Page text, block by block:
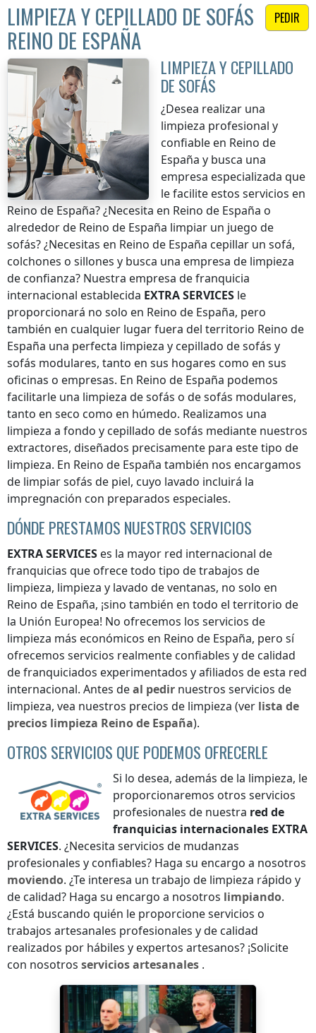
PEDIR
LIMPIEZA Y CEPILLADO DE SOFÁS
REINO DE ESPAÑA
LIMPIEZA Y CEPILLADO
DE SOFÁS
¿Desea realizar una
limpieza profesional y
confiable en Reino de
España y busca una
empresa especializada que
le facilite estos servicios en
Reino de España? ¿Necesita en Reino de España o
alrededor de Reino de España limpiar un juego de
sofás? ¿Necesitas en Reino de España cepillar un sofá,
colchones o sillones y busca una empresa de limpieza
de confianza? Nuestra empresa de franquicia
internacional establecida EXTRA SERVICES le
proporcionará no solo en Reino de España, pero
también en cualquier lugarfuera del territorio Reino de
España una perfecta limpieza y cepillado de sofás y
sofás modulares, tanto en sus hogares como en sus
oficinas o empresas. En Reino de España podemos
facilitarle una limpieza de sofás o de sofás modulares,
tanto en seco como en húmedo. Realizamos una
limpieza a fondo y cepillado de sofás mediante nuestros
extractores, diseñados precisamente para este tipo de
limpieza. En Reino de España también nos encargamos
de limpiar sofás de piel, cuyo lavado incluirá la
impregnación con preparados especiales.
DÓNDE PRESTAMOS NUESTROS SERVICIOS
EXTRA SERVICES es la mayor red internacional de
franquicias que ofrece todo tipo de trabajos de
limpieza, limpieza y lavado de ventanas, no solo en
Reino de España, ¡sino también en todo el territorio de
la Unión Europea! No ofrecemos los servicios de
limpieza más económicos en Reino de España, pero sí
ofrecemos servicios realmente confiables y de calidad
de franquiciados experimentados y afiliados de esta red
internacional. Antes deal pedir nuestros servicios de
limpieza, vea nuestros precios de limpieza (ver lista de
precios limpieza Reino de España).
OTROS SERVICIOS QUE PODEMOS OFRECERLE
Si lo desea, además de la limpieza, le
proporcionaremos otros servicios
profesionales de nuestra red de
franquicias internacionales EXTRA
SERVICES. ¿Necesita servicios de mudanzas
profesionales y confiables? Haga su encargo a nosotros
moviendo. ¿Te interesa un trabajo de limpieza rápido y
de calidad? Haga su encargo a nosotros limpiando.
¿Está buscando quién le proporcione servicios o
trabajos artesanales profesionales y de calidad
realizados por hábiles y expertos artesanos? ¡Solicite
con nosotros servicios artesanales .